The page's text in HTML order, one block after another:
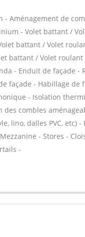
- Aménagement de
- Volet battant /
battant / Volet
battant / Volet
- Enduit de façade -
façade - Habillage de
- Isolation
combles
lino, dalles PVC, etc)
- Stores -
-